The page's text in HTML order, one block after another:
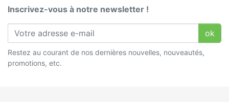
Inscrivez-vous à notre newsletter !
ok
Restez au courant de nos dernières nouvelles, nouveautés,
promotions, etc.